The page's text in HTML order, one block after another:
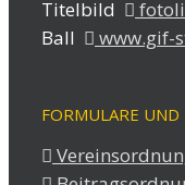
Titelbild
Ball
www.gif-
FORMULARE